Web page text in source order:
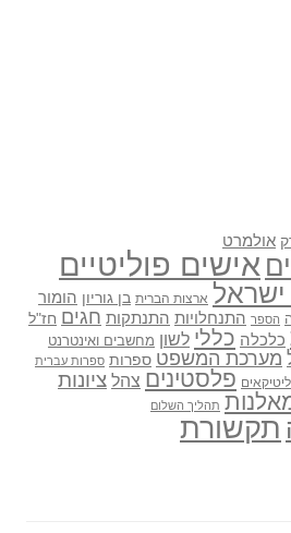
אולמרט
אישים פוליטיים
ארצות הברית בן גוריון הומור
הספר התנחלויות התנתקות חגים חז"ל
כלכלה כללי לשון מחשבים ואינטרנט
מערכת המשפט ספרות ספרות עברית
פלסטינים צהל ציונות
תהליך השלום
תקשורת